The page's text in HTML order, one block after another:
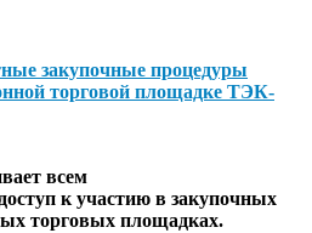
закупочные процедуры
торговой площадке ТЭК-
всем
к участию в закупочных
торговых площадках.